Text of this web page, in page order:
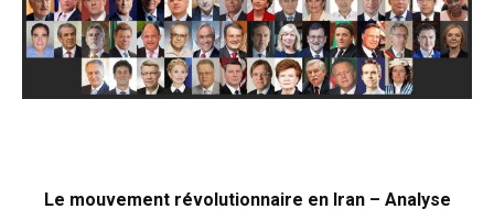
Le mouvement révolutionnaire en Iran – Analyse